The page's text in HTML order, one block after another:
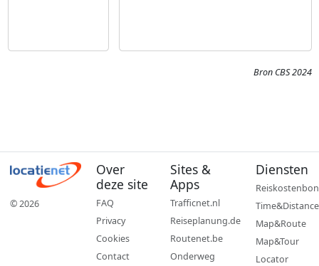
Bron CBS 2024
© 2026
Over
deze site
FAQ
Privacy
Cookies
Contact
Sites &
Apps
Trafficnet.nl
Reiseplanung.de
Routenet.be
Onderweg
Diensten
Reiskostenbon
Time&Distance
Map&Route
Map&Tour
Locator